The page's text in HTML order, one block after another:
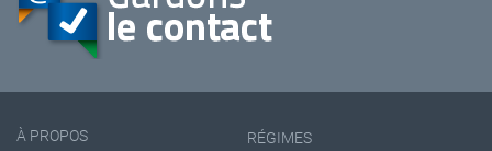
À PROPOS
RÉGIMES